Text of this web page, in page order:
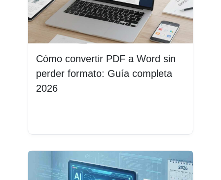
Cómo convertir PDF a Word sin
perder formato: Guía completa
2026